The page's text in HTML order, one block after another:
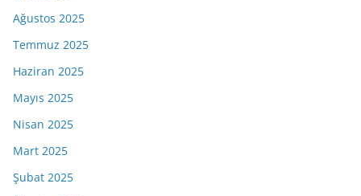
Ağustos 2025
Temmuz 2025
Haziran 2025
Mayıs 2025
Nisan 2025
Mart 2025
Şubat 2025